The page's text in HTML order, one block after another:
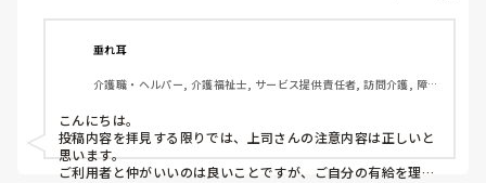
わりはいらないから中止でいいよとのこと。このことを上司
に伝えたら、注意されました。
上司の注意内容
けない。
→ケアマネに中止になることを伝える時は、有休をとるから
中止になったとは言わないこと。「中止にさせてもらうこと
垂れ耳
介護職・ヘルパー, 介護福祉士, サービス提供責任者, 訪問介護, 障害
こんにちは。
投稿内容を拝見する限りでは、上司さんの注意内容は正しいと
思います。
ご利用者と仲がいいのは良いことですが、ご自分の有給を理由